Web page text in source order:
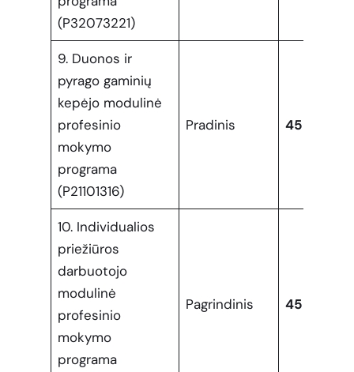
(P32073221)
9. Duonos ir
pyrago gaminių
kepėjo modulinė
profesinio
mokymo
programa
(P21101316)
Pradinis 45
10. Individualios
priežiūros
darbuotojo
modulinė
profesinio
mokymo
programa
Pagrindinis 45